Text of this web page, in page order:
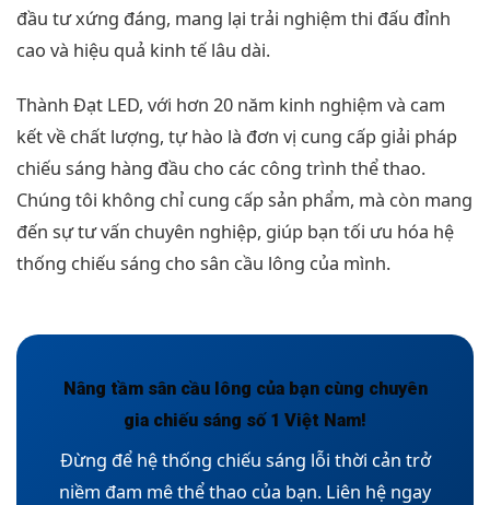
đầu tư xứng đáng, mang lại trải nghiệm thi đấu đỉnh
cao và hiệu quả kinh tế lâu dài.
Thành Đạt LED, với hơn 20 năm kinh nghiệm và cam
kết về chất lượng, tự hào là đơn vị cung cấp giải pháp
chiếu sáng hàng đầu cho các công trình thể thao.
Chúng tôi không chỉ cung cấp sản phẩm, mà còn mang
đến sự tư vấn chuyên nghiệp, giúp bạn tối ưu hóa hệ
thống chiếu sáng cho sân cầu lông của mình.
Nâng tầm sân cầu lông của bạn cùng chuyên
gia chiếu sáng số 1 Việt Nam!
Đừng để hệ thống chiếu sáng lỗi thời cản trở
niềm đam mê thể thao của bạn. Liên hệ ngay